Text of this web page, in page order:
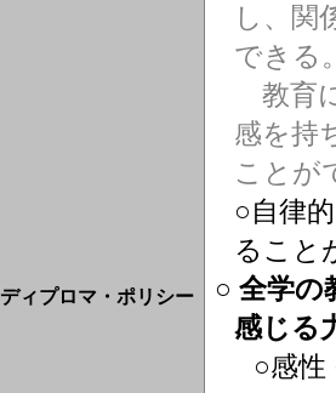
ディプロマ・ポリシー
し、関
できる
教育
感を持
ことが
○自律
ること
○ 全学の
感じる
○感性